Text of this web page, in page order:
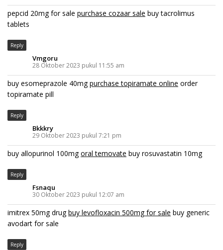
pepcid 20mg for sale purchase cozaar sale buy tacrolimus
tablets
Reply
Vmgoru
28 Oktober 2023 pukul 11:55 am
buy esomeprazole 40mgpurchase topiramate online order
topiramate pill
Reply
Bkkkry
29 Oktober 2023 pukul 7:21 pm
buy allopurinol 100mgoral temovate buy rosuvastatin 10mg
Reply
Fsnaqu
30 Oktober 2023 pukul 12:07 am
imitrex 50mg drugbuy levofloxacin 500mg for sale buy generic
avodart for sale
Reply